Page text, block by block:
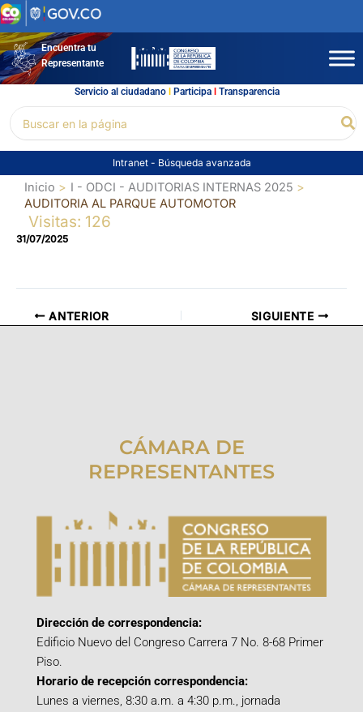
Ir
al
contenidoEncuentra tu
Representante
Servicio al ciudadano l Participal Transparencia
por:
Intranet - Búsqueda avanzada
Inicio
I - ODCI - AUDITORIAS INTERNAS 2025
AUDITORIA AL PARQUE AUTOMOTOR
Visitas: 126
31/07/2025
ANTERIOR SIGUIENTE
CÁMARA DE
REPRESENTANTES
Dirección de correspondencia:
Edificio Nuevo del Congreso Carrera 7 No. 8-68 Primer
Piso.
Horario de recepción correspondencia:
Lunes a viernes, 8:30 a.m. a 4:30 p.m., jornada